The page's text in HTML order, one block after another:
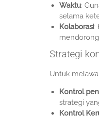
Waktu:
selama
Kolaborasi:
Strategi
Untuk
Kontrol
strategi
Kontrol